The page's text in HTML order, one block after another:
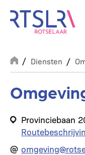
naar
inhoud
gaan
Breadcrumb
Diensten
Provinciebaan